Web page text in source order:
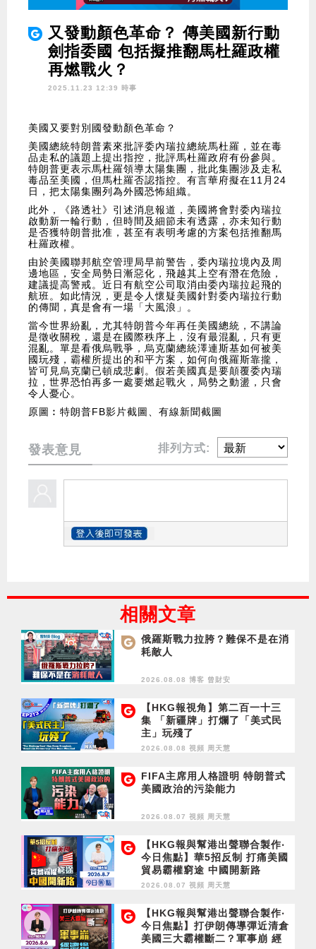
又發動顏色革命？ 傳美國新行動
劍指委國 包括擬推翻馬杜羅政權
再燃戰火？
2025.11.23 12:39 時事
美國又要對別國發動顏色革命？
美國總統特朗普素來批評委內瑞拉總統馬杜羅，並在毒
品走私的議題上提出指控，批評馬杜羅政府有份參與。
特朗普更表示馬杜羅領導太陽集團，批此集團涉及走私
毒品至美國，但馬杜羅否認指控。有言華府擬在11月24
日，把太陽集團列為外國恐怖組織。
此外，《路透社》引述消息報道，美國將會對委內瑞拉
啟動新一輪行動，但時間及細節未有透露，亦未知行動
是否獲特朗普批准，甚至有表明考慮的方案包括推翻馬
杜羅政權。
由於美國聯邦航空管理局早前警告，委內瑞拉境內及周
邊地區，安全局勢日漸惡化，飛越其上空有潛在危險，
建議提高警戒。近日有航空公司取消由委內瑞拉起飛的
航班。如此情況，更是令人懷疑美國針對委內瑞拉行動
的傳聞，真是會有一場「大風浪」。
當今世界紛亂，尤其特朗普今年再任美國總統，不講論
是徵收關稅，還是在國際秩序上，沒有最混亂，只有更
混亂。單是看俄烏戰爭，烏克蘭總統澤連斯基如何被美
國玩殘，霸權所提出的和平方案，如何向俄羅斯靠攏，
皆可見烏克蘭已頓成悲劇。假若美國真是要顛覆委內瑞
拉，世界恐怕再多一處要燃起戰火，局勢之動盪，只會
令人憂心。
原圖︰特朗普FB影片截圖、有線新聞截圖
發表意見 排列方式:
相關文章
俄羅斯戰力拉胯？難保不是在消
耗敵人
2026.08.08 博客 曾財安
【HKG報視角】第二百一十三
集 「新疆牌」打爛了「美式民
主」玩殘了
2026.08.08 視頻 周天慧
FIFA主席用人格證明 特朗普式
美國政治的污染能力
2026.08.07 視頻 周天慧
【HKG報與幫港出聲聯合製作‧
今日焦點】華5招反制 打痛美國
貿易霸權窮途 中國開新路
2026.08.07 視頻 周天慧
【HKG報與幫港出聲聯合製作‧
今日焦點】打伊朗傳導彈近清倉
美國三大霸權斷二？軍事崩 經